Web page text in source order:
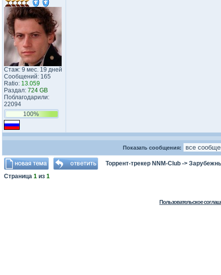
Стаж: 9 мес. 19 дней
Сообщений: 165
Ratio: 13.059
Раздал: 724 GB
Поблагодарили:
22094
100%
Показать сообщения:
Торрент-трекер NNM-Club ->
Страница 1 из 1
Пользовательское